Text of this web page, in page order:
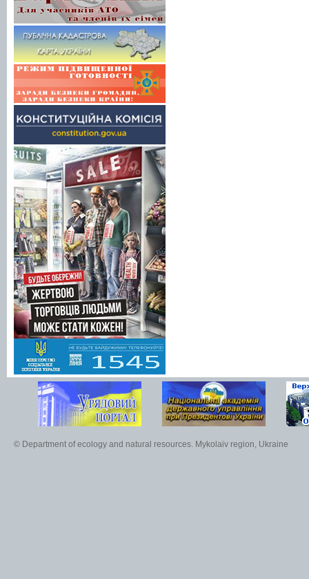
© Department of ecology and natural resources. Mykolaiv region, Ukraine